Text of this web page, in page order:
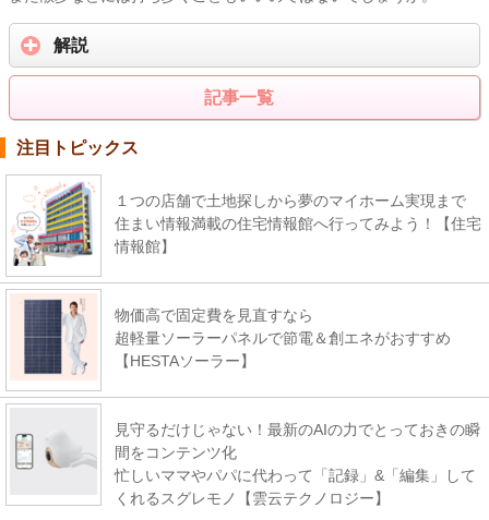
解説
記事一覧
注目トピックス
１つの店舗で土地探しから夢のマイホーム実現まで
住まい情報満載の住宅情報館へ行ってみよう！【住宅
情報館】
物価高で固定費を見直すなら
超軽量ソーラーパネルで節電＆創エネがおすすめ
【HESTAソーラー】
見守るだけじゃない！最新のAIの力でとっておきの瞬
間をコンテンツ化
忙しいママやパパに代わって「記録」&「編集」して
くれるスグレモノ【雲云テクノロジー】